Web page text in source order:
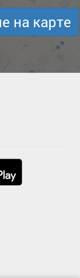
на карте